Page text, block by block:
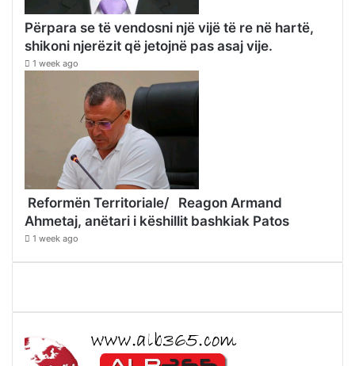
Përpara se të vendosni një vijë të re në hartë,
shikoni njerëzit që jetojnë pas asaj vije.
1 week ago
Reformën Territoriale/ Reagon Armand
Ahmetaj, anëtari i këshillit bashkiak Patos
1 week ago